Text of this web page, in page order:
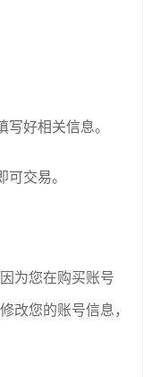
好相关信息。
交易。
为您在购买账号
改您的账号信息，